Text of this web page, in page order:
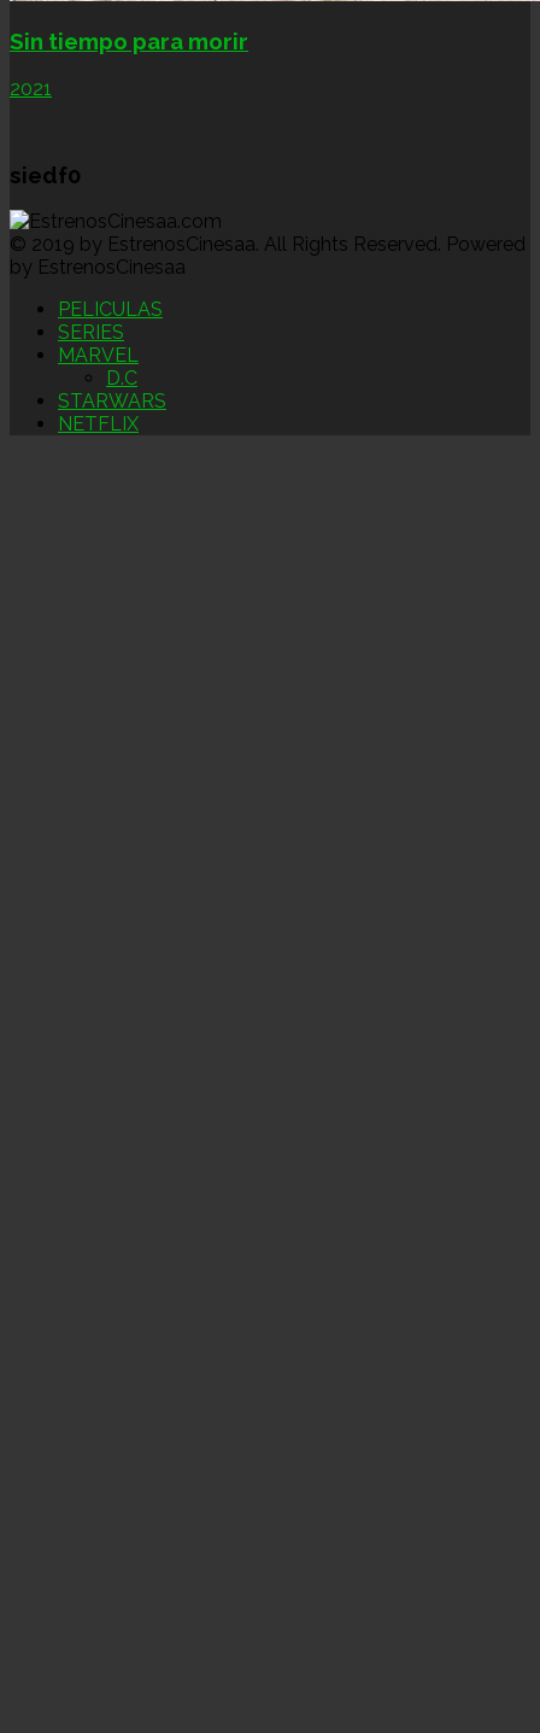
Sin tiempo para morir
2021
siedf0
© 2019 by EstrenosCinesaa. All Rights Reserved. Powered
by EstrenosCinesaa
PELICULAS
SERIES
MARVEL
D.C
STARWARS
NETFLIX